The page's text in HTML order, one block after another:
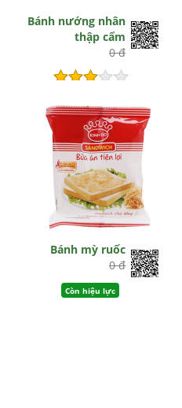
Bánh nướng nhân
thập cẩm
0 đ
Bánh mỳ ruốc
0 đ
Còn hiệu lực